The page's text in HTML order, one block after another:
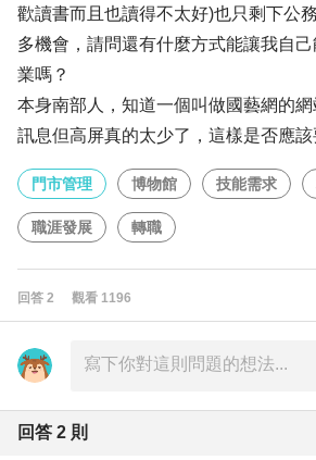
歡讀書而且也讀得不太好)也只剩下公
多機會，請問還有什麼方式能讓我自
業嗎？
本身南部人，知道一個叫做國藝網的
訊息但高屏真的太少了，這樣是否應該
門市管理 博物館 技能需求
職涯發展 轉職
回答 2 觀看 1196
回答 2 則